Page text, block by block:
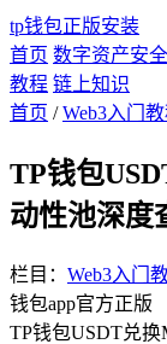
tp钱包正版安装
首页 数字资产安全
教程 链上知识
首页 /Web3入门
TP钱包
动性池深度
栏目： Web3入门
钱包app官方正版
TP钱包USDT兑